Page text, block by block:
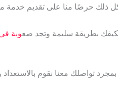
ذلك حرصًا منا على تقديم خدمة
بطريقة سليمة وتجد صعوبة
بمجرد تواصلك معنا نقوم بالاستعداد